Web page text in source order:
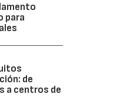
para
de
a centros de